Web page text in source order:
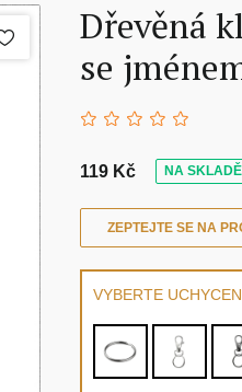
Dřevěná
se
119 Kč NA SKLADĚ
ZEPTEJTE SE NA
VYBERTE